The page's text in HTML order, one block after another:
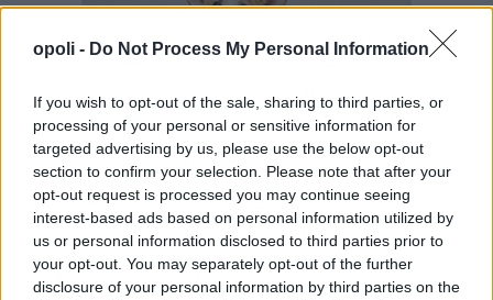
opoli - Do Not Process My Personal Information
If you wish to opt-out of the sale, sharing to third parties, or
processing of your personal or sensitive information for
targeted advertising by us, please use the below opt-out
section to confirm your selection. Please note that after your
opt-out request is processed you may continue seeing
interest-based ads based on personal information utilized by
us or personal information disclosed to third parties prior to
your opt-out. You may separately opt-out of the further
disclosure of your personal information by third parties on the